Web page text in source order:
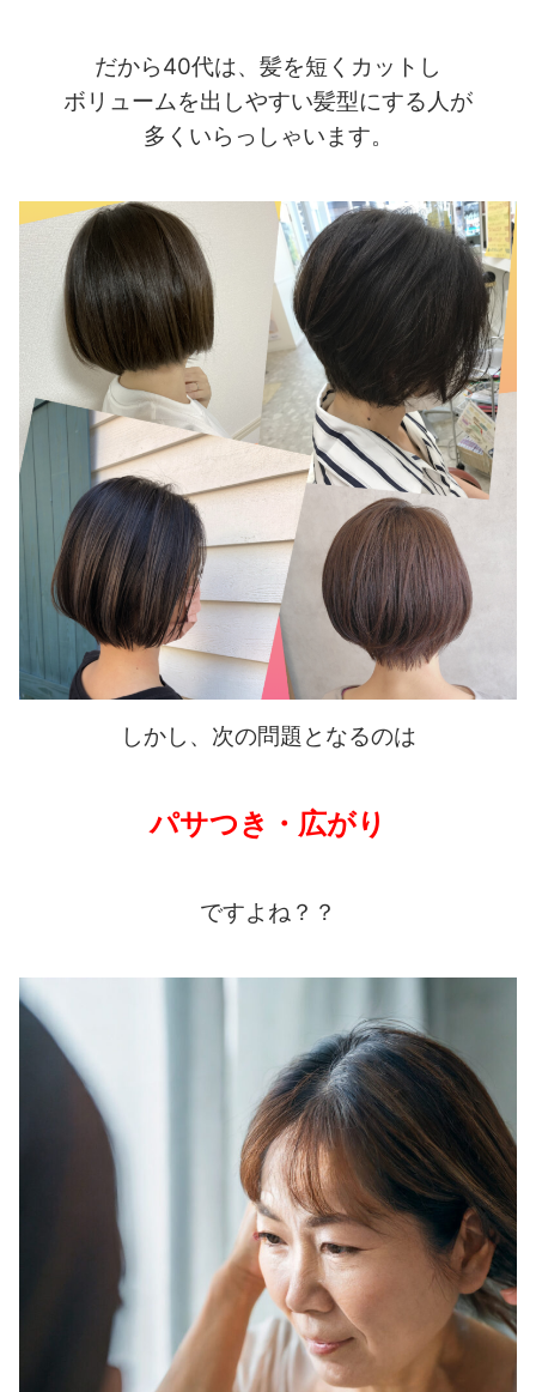
だから40代は、髪を短くカットし
ボリュームを出しやすい髪型にする人が
多くいらっしゃいます。
しかし、次の問題となるのは
パサつき・広がり
ですよね？？